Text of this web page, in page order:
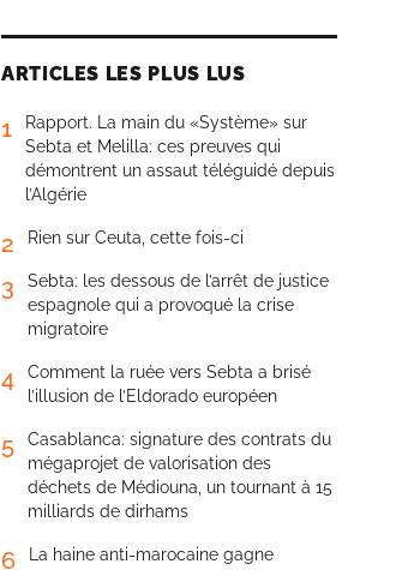
ARTICLES LES PLUS LUS
1
Rapport. La main du «Système» sur
Sebta et Melilla: ces preuves qui
démontrent un assaut téléguidé depuis
l’Algérie
2 Rien sur Ceuta, cette fois-ci
3
Sebta: les dessous de l’arrêt de justice
espagnole qui a provoqué la crise
migratoire
4
Comment la ruée vers Sebta a brisé
l’illusion de l’Eldorado européen
5
Casablanca: signature des contrats du
mégaprojet de valorisation des
déchets de Médiouna, un tournant à 15
milliards de dirhams
6
La haine anti-marocaine gagne